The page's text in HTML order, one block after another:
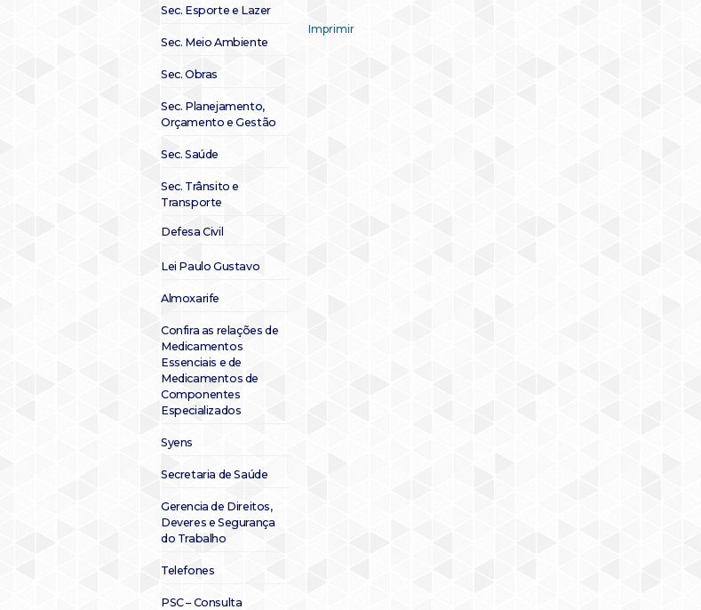
Sec. Esporte e Lazer
Sec. Meio Ambiente
Sec. Obras
Sec. Planejamento,
Orçamento e Gestão
Sec. Saúde
Sec. Trânsito e
Transporte
Defesa Civil
Lei Paulo Gustavo
Almoxarife
Confira as relações de
Medicamentos
Essenciais e de
Medicamentos de
Componentes
Especializados
Syens
Secretaria de Saúde
Gerencia de Direitos,
Deveres e Segurança
do Trabalho
Telefones
PSC – Consulta
Imprimir